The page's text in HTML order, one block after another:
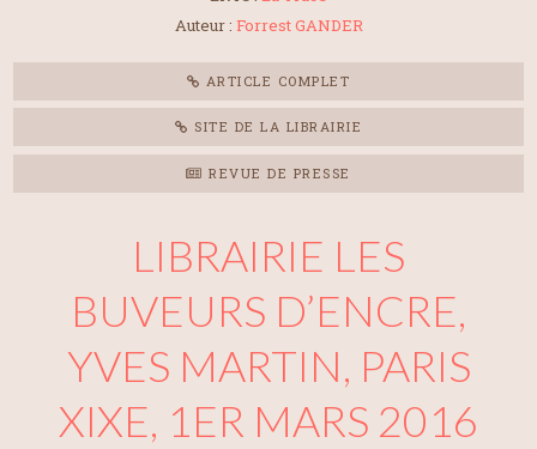
Auteur : Forrest GANDER
ARTICLE COMPLET
SITE DE LA LIBRAIRIE
REVUE DE PRESSE
LIBRAIRIE LES
BUVEURS D’ENCRE,
YVES MARTIN, PARIS
XIXE, 1ER MARS 2016